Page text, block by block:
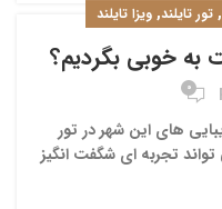
,تور تایلند,ویزا تایلند
0
های این شهر در تور
تجربه ای شگفت انگیز